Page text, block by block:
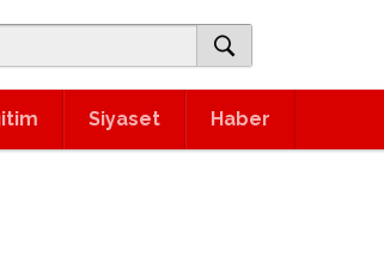
Siyaset Haber